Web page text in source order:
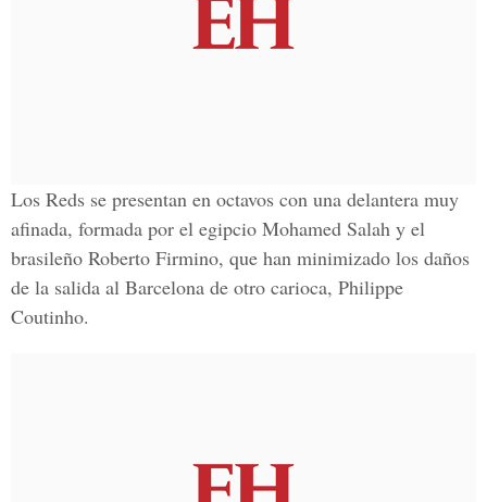
Los Reds se presentan en octavos con una delantera muy
afinada, formada por el egipcio Mohamed Salah y el
brasileño Roberto Firmino, que han minimizado los daños
de la salida al Barcelona de otro carioca, Philippe
Coutinho.